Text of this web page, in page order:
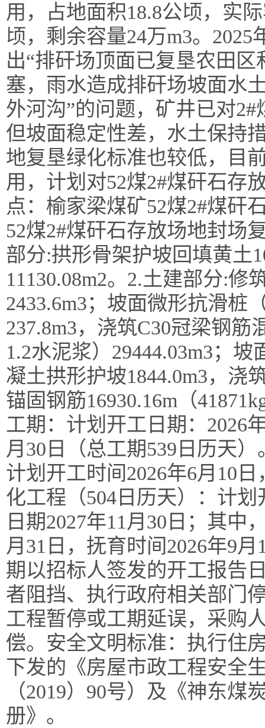
用，占地面积18.8公顷，实
顷，剩余容量24万m3。
出“排矸场顶面已复垦农田
塞，雨水造成排矸场坡面水
外河沟”的问题，矿井已对
但坡面稳定性差，水土保持
地复垦绿化标准也较低，目
用，计划对52煤2#煤矸石存
点：榆家梁煤矿52煤2#煤矸
52煤2#煤矸石存放场地封场
部分:拱形骨架护坡回填黄土
11130.08m2。2.土建部分:修
2433.6m3；坡面微形抗滑桩
237.8m3，浇筑C30冠梁钢筋
1.2水泥浆）29444.03m3；
凝土拱形护坡1844.0m3，浇
锚固钢筋16930.16m（
工期：计划开工日期：2026
月30日（总工期539日历天
计划开工时间2026年6月10
化工程（504日历天）：计
日期2027年11月30日；其中
月31日，抚育时间2026年9
期以招标人签发的开工报告
者阻挡、执行政府相关部门
工程暂停或工期延误，采购
偿。安全文明标准：执行住
下发的《房屋市政工程安全
（2019）90号）及《神东
册》。